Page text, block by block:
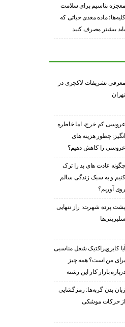
معجزه پتاسیم برای سلامت
کلیه‌ها؛ ماده مغذی حیاتی که
باید بیشتر مصرف کنید
معرفی تشریفات لاکچری در
تهران
عروسی کم خرج، اما خاطره
انگیز: چطور هزینه های
عروسی را کاهش دهیم؟
چگونه عادت‌ های بد را ترک
کنیم و به سبک زندگی سالم
روی آوریم؟
پشت پرده شهرت: راز تنهایی
سلبریتی‌ها
آیا کایروپراکتیک شغل مناسبی
برای من است؟ همه چیز
درباره بازار کار این رشته
زبان بدن گربه‌ها: رمزگشایی
از حرکات موشکی